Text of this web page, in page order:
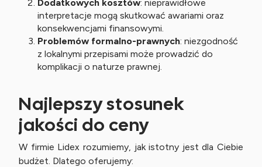
Dodatkowych kosztów: nieprawidłowe
interpretacje mogą skutkować awariami oraz
konsekwencjami finansowymi.
Problemów formalno-prawnych: niezgodność
z lokalnymi przepisami może prowadzić do
komplikacji o naturze prawnej.
Najlepszy stosunek
jakości do ceny
W firmie Lidex rozumiemy, jak istotny jest dla Ciebie
budżet. Dlatego oferujemy: